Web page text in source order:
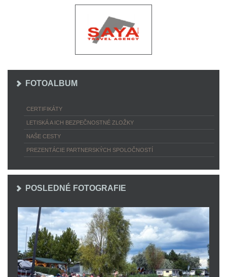
FOTOALBUM
CERTIFIKÁTY
LETISKÁ A ICH BEZPEČNOSTNÉ ZLOŽKY
NAŠE CESTY
PREZENTÁCIE PARTNERSKÝCH SPOLOČNOSTÍ
POSLEDNÉ FOTOGRAFIE